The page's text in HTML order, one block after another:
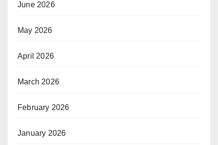
June 2026
May 2026
April 2026
March 2026
February 2026
January 2026